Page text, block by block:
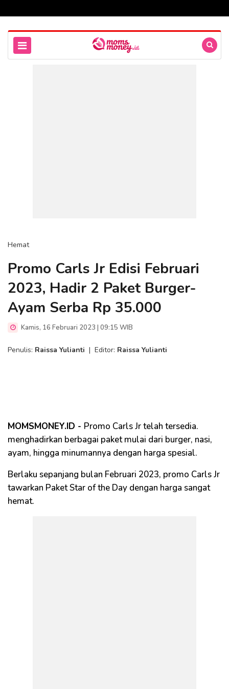
Hemat
Promo Carls Jr Edisi Februari
2023, Hadir 2 Paket Burger-
Ayam Serba Rp 35.000
Kamis, 16 Februari 2023 | 09:15 WIB
Penulis: Raissa Yulianti | Editor: Raissa Yulianti
MOMSMONEY.ID - Promo Carls Jr telah tersedia.
menghadirkan berbagai paket mulai dari burger, nasi,
ayam, hingga minumannya dengan harga spesial.
Berlaku sepanjang bulan Februari 2023, promo Carls Jr
tawarkan Paket Star of the Day dengan harga sangat
hemat.